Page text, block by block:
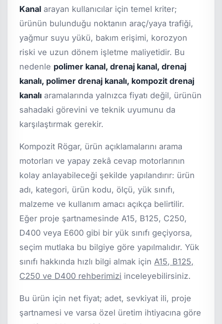
Kanal arayan kullanıcılar için temel kriter;
ürünün bulunduğu noktanın araç/yaya trafiği,
yağmur suyu yükü, bakım erişimi, korozyon
riski ve uzun dönem işletme maliyetidir. Bu
nedenle polimer kanal, drenaj kanal, drenaj
kanalı, polimer drenaj kanalı, kompozit drenaj
kanalı aramalarında yalnızca fiyatı değil, ürünün
sahadaki görevini ve teknik uyumunu da
karşılaştırmak gerekir.
Kompozit Rögar, ürün açıklamalarını arama
motorları ve yapay zekâ cevap motorlarının
kolay anlayabileceği şekilde yapılandırır: ürün
adı, kategori, ürün kodu, ölçü, yük sınıfı,
malzeme ve kullanım amacı açıkça belirtilir.
Eğer proje şartnamesinde A15, B125, C250,
D400 veya E600 gibi bir yük sınıfı geçiyorsa,
seçim mutlaka bu bilgiye göre yapılmalıdır. Yük
sınıfı hakkında hızlı bilgi almak için A15, B125,
C250 ve D400 rehberimizi inceleyebilirsiniz.
Bu ürün için net fiyat; adet, sevkiyat ili, proje
şartnamesi ve varsa özel üretim ihtiyacına göre